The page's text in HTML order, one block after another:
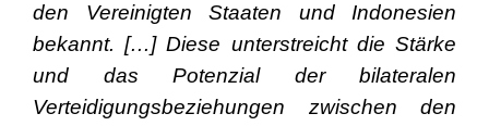
den Vereinigten Staaten und Indonesien
bekannt. […] Diese unterstreicht die Stärke
und das Potenzial der bilateralen
Verteidigungsbeziehungen zwischen den